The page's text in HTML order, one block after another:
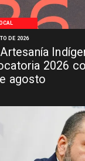
2026
agosto
DE 2026